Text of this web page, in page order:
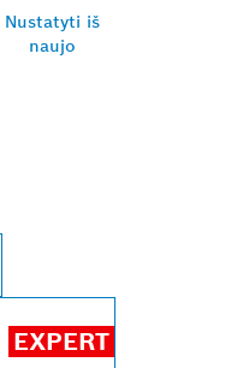
Nustatyti iš
naujo
EXPERT